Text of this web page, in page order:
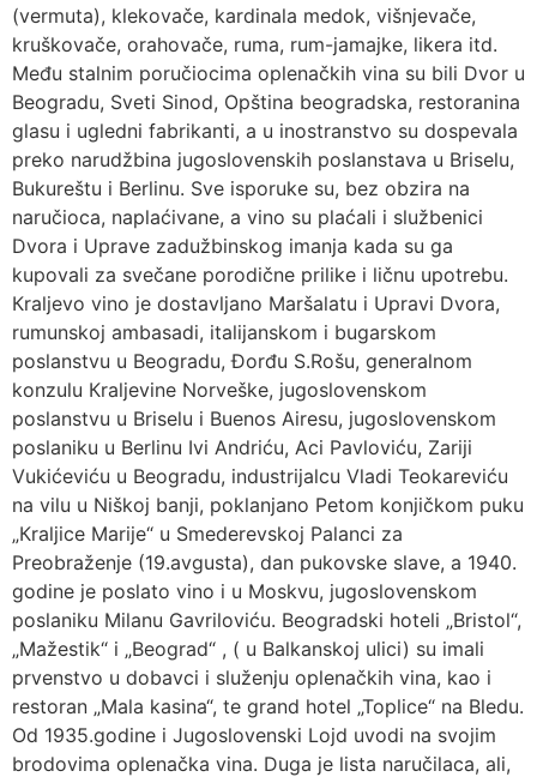
(vermuta), klekovače, kardinala medok, višnjevače,
kruškovače, orahovače, ruma, rum-jamajke, likera itd.
Među stalnim poručiocima oplenačkih vina su bili Dvor u
Beogradu, Sveti Sinod, Opština beogradska, restoranina
glasu i ugledni fabrikanti, a u inostranstvo su dospevala
preko narudžbina jugoslovenskih poslanstava u Briselu,
Bukureštu i Berlinu. Sve isporuke su, bez obzira na
naručioca, naplaćivane, a vino su plaćali i službenici
Dvora i Uprave zadužbinskog imanja kada su ga
kupovali za svečane porodične prilike i ličnu upotrebu.
Кraljevo vino je dostavljano Maršalatu i Upravi Dvora,
rumunskoj ambasadi, italijanskom i bugarskom
poslanstvu u Beogradu, Đorđu S.Rošu, generalnom
konzulu Кraljevine Norveške, jugoslovenskom
poslanstvu u Briselu i Buenos Airesu, jugoslovenskom
poslaniku u Berlinu Ivi Andriću, Aci Pavloviću, Zariji
Vukićeviću u Beogradu, industrijalcu Vladi Teokareviću
na vilu u Niškoj banji, poklanjano Petom konjičkom puku
„Кraljice Marije“ u Smederevskoj Palanci za
Preobraženje (19.avgusta), dan pukovske slave, a 1940.
godine je poslato vino i u Moskvu, jugoslovenskom
poslaniku Milanu Gavriloviću. Beogradski hoteli „Bristol“,
„Mažestik“ i „Beograd“ , ( u Balkanskoj ulici) su imali
prvenstvo u dobavci i služenju oplenačkih vina, kao i
restoran „Mala kasina“, te grand hotel „Toplice“ na Bledu.
Od 1935.godine i Jugoslovenski Lojd uvodi na svojim
brodovima oplenačka vina. Duga je lista naručilaca, ali,